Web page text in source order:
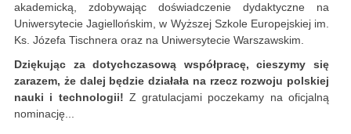
akademicką, zdobywając doświadczenie dydaktyczne na
Uniwersytecie Jagiellońskim, w Wyższej Szkole Europejskiej im.
Ks. Józefa Tischnera oraz na Uniwersytecie Warszawskim.
Dziękując za dotychczasową współpracę, cieszymy się
zarazem, że dalej będzie działała na rzecz rozwoju polskiej
nauki i technologii! Z gratulacjami poczekamy na oficjalną
nominację...